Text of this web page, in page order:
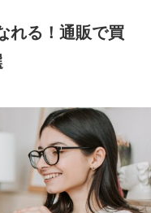
れる！通販で買